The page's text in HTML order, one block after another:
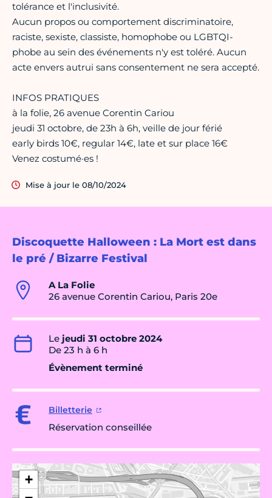
Discoquette Halloween : La Mort est dans
le pré / Bizarre Festival
A La Folie
26 avenue Corentin Cariou, Paris 20e
Le jeudi 31 octobre 2024
De 23 h à 6 h
Évènement terminé
Billetterie
Réservation conseillée
+
tolérance et l'inclusivité.
Aucun propos ou comportement discriminatoire,
raciste, sexiste, classiste, homophobe ou LGBTQI-
phobe au sein des événements n'y est toléré. Aucun
acte envers autrui sans consentement ne sera accepté.
INFOS PRATIQUES
à la folie, 26 avenue Corentin Cariou
jeudi 31 octobre, de 23h à 6h, veille de jour férié
early birds 10€, regular 14€, late et sur place 16€
Venez costumé·es !
Mise à jour le 08/10/2024